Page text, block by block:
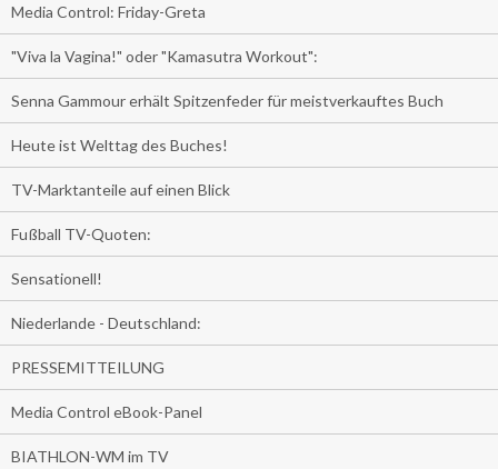
Media Control: Friday-Greta
"Viva la Vagina!" oder "Kamasutra Workout":
Senna Gammour erhält Spitzenfeder für meistverkauftes Buch
Heute ist Welttag des Buches!
TV-Marktanteile auf einen Blick
Fußball TV-Quoten:
Sensationell!
Niederlande - Deutschland:
PRESSEMITTEILUNG
Media Control eBook-Panel
BIATHLON-WM im TV